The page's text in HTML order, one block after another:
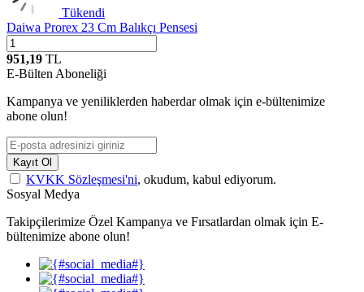
Tükendi
Daiwa Prorex 23 Cm Balıkçı Pensesi
951,19 TL
E-Bülten Aboneliği
Kampanya ve yeniliklerden haberdar olmak için e-bültenimize
abone olun!
Kayıt Ol
KVKK Sözleşmesi'ni, okudum, kabul ediyorum.
Sosyal Medya
Takipçilerimize Özel Kampanya ve Fırsatlardan olmak için E-
bültenimize abone olun!